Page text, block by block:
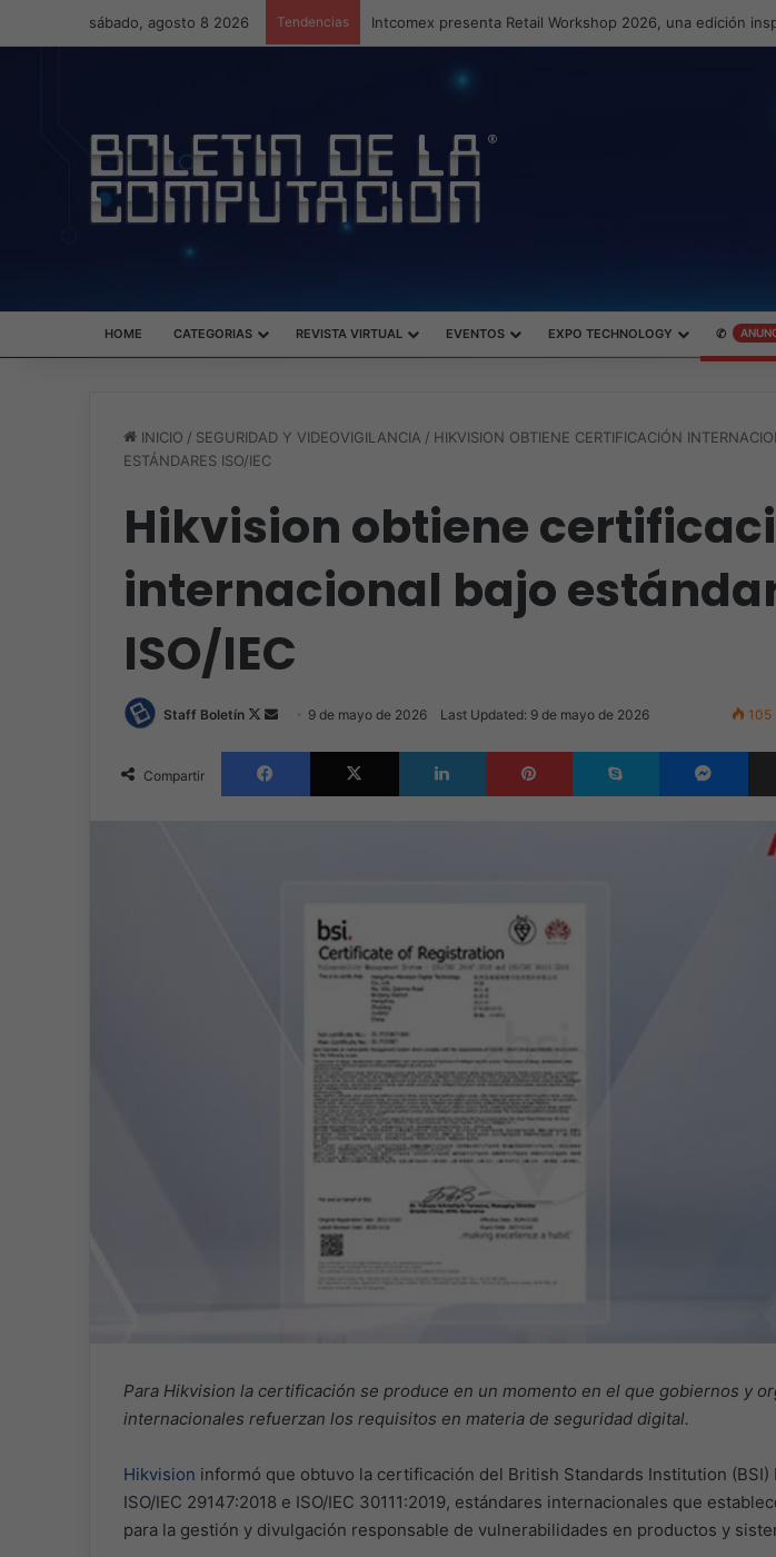
sábado, agosto 8 2026 Tendencias Intcomex presenta Retail Workshop 2026, una edición
HOME CATEGORIAS REVISTA VIRTUAL EVENTOS EXPO TECHNOLOGY ✆
INICIO / SEGURIDAD Y VIDEOVIGILANCIA / HIKVISION OBTIENE CERTIFICACIÓN
ESTÁNDARES ISO/IEC
Hikvision obtiene
internacional bajo
ISO/IEC
Staff Boletín
Follow
X
Send 9 de mayo de 2026 Last Updated: 9 de mayo de 2026 105
Compartir
Facebook X LinkedIn Pinterest Skype
Para Hikvision la certificación se produce en un momento en el que gobiernos y
internacionales refuerzan los requisitos en materia de seguridad digital.
Hikvision informó que obtuvo la certificación del British Standards Institution (BSI)
ISO/IEC 29147:2018 e ISO/IEC 30111:2019, estándares internacionales que
para la gestión y divulgación responsable de vulnerabilidades en productos y